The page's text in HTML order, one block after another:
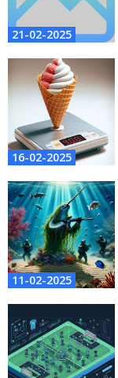
21-02-2025
16-02-2025
11-02-2025